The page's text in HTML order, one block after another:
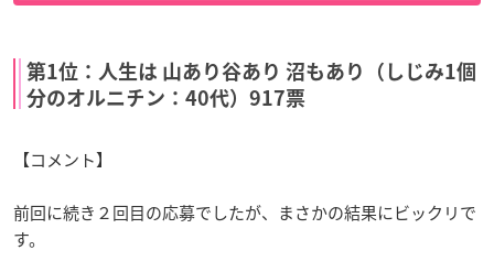
第1位：人生は 山あり谷あり 沼もあり（しじみ1個
分のオルニチン：40代）917票
【コメント】
前回に続き２回目の応募でしたが、まさかの結果にビックリで
す。